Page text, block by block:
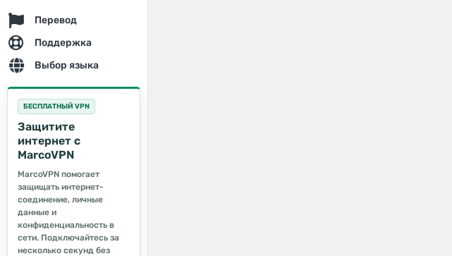
Перевод
Поддержка
Выбор языка
БЕСПЛАТНЫЙ VPN
Защитите
интернет с
MarcoVPN
MarcoVPN помогает
защищать интернет-
соединение, личные
данные и
конфиденциальность в
сети. Подключайтесь за
несколько секунд без